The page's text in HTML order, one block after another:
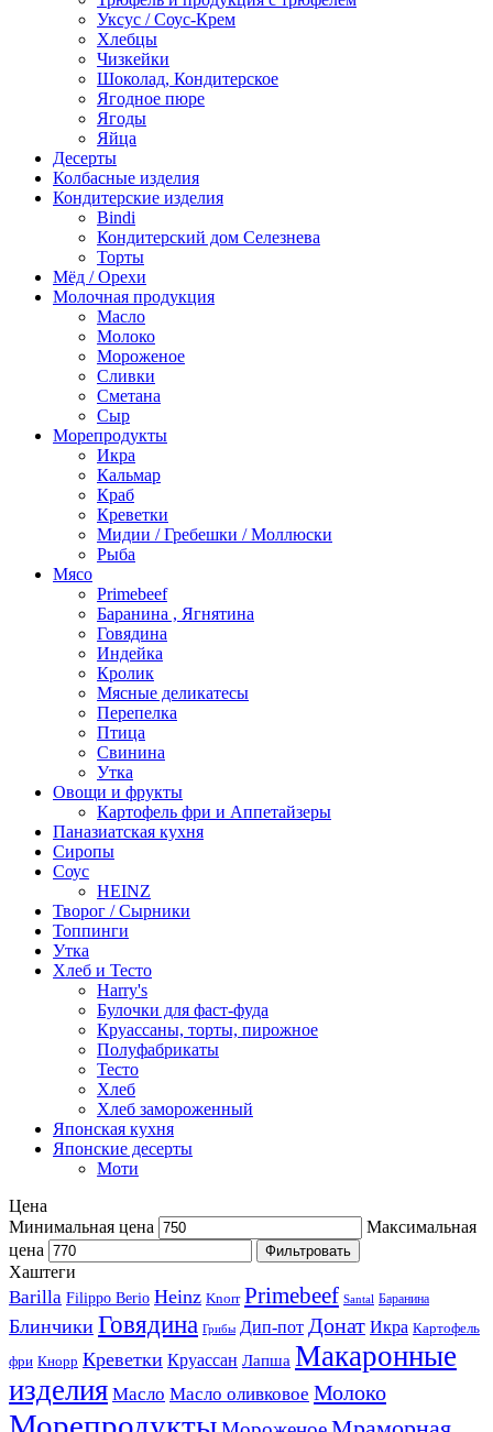
Уксус / Соус-Крем
Хлебцы
Чизкейки
Шоколад, Кондитерское
Ягодное пюре
Ягоды
Яйца
Десерты
Колбасные изделия
Кондитерские изделия
Bindi
Кондитерский дом Селезнева
Торты
Мёд / Орехи
Молочная продукция
Масло
Молоко
Мороженое
Сливки
Сметана
Сыр
Морепродукты
Икра
Кальмар
Краб
Креветки
Мидии / Гребешки / Моллюски
Рыба
Мясо
Primebeef
Баранина , Ягнятина
Говядина
Индейка
Кролик
Мясные деликатесы
Перепелка
Птица
Свинина
Утка
Овощи и фрукты
Картофель фри и Аппетайзеры
Паназиатская кухня​
Сиропы
Соус
HEINZ
Творог / Сырники
Топпинги
Утка
Хлеб и Тесто
Harry's
Булочки для фаст-фуда
Круассаны, торты, пирожное
Полуфабрикаты
Тесто
Хлеб
Хлеб замороженный
Японская кухня
Японские десерты
Моти
Цена
Минимальная цена
Максимальная
цена
Фильтровать
Хаштеги
Barilla Filippo Berio Heinz Knorr Primebeef Santal Баранина
Блинчики Говядина Грибы Дип-пот Донат Икра Картофель
фри Кнорр Креветки Круассан Лапша Макаронные
изделия Масло Масло оливковое Молоко